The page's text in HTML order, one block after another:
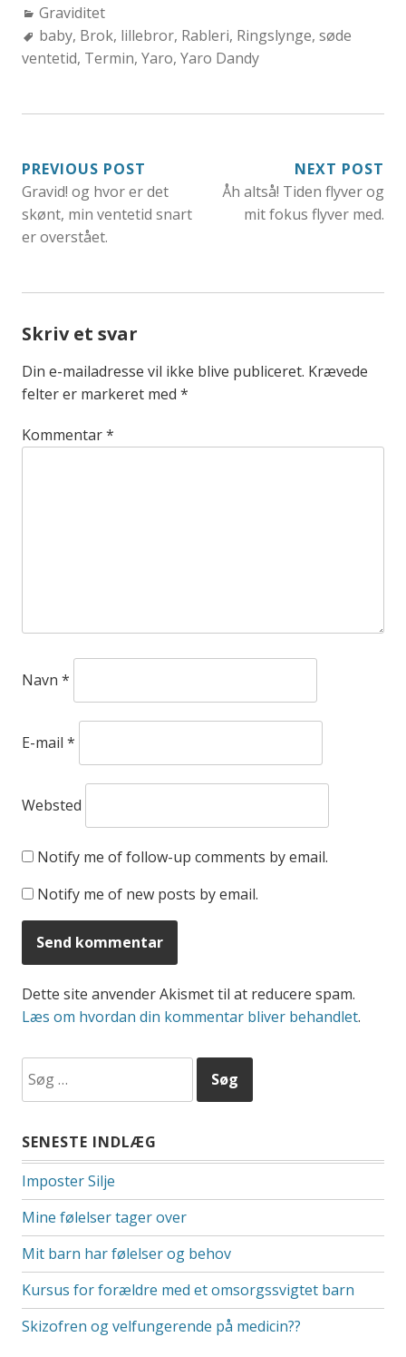
Categories:
Graviditet
Tags:
baby, Brok, lillebror, Rableri, Ringslynge, søde
ventetid, Termin, Yaro, Yaro Dandy
INDLÆGSNAVIGATION
PREVIOUS POST
Gravid! og hvor er det
skønt, min ventetid snart
er overstået.
NEXT POST
Åh altså! Tiden flyver og
mit fokus flyver med.
Skriv et svar
Din e-mailadresse vil ikke blive publiceret. Krævede
felter er markeret med *
Kommentar*
Navn *
E-mail *
Websted
Notify me of follow-up comments by email.
Notify me of new posts by email.
Dette site anvender Akismet til at reducere spam.
Læs om hvordan din kommentar bliver behandlet.
efter:
SENESTE INDLÆG
Imposter Silje
Mine følelser tager over
Mit barn har følelser og behov
Kursus for forældre med et omsorgssvigtet barn
Skizofren og velfungerende på medicin??